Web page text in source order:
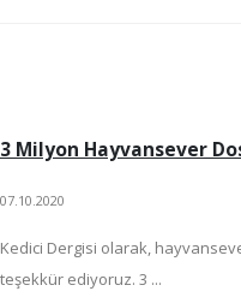
3 Milyon Hayvansever
07.10.2020
Kedici Dergisi olarak,
teşekkür ediyoruz. 3 ...